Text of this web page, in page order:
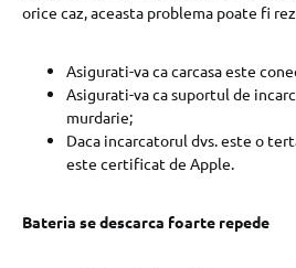
orice caz, aceasta problema poate fi
Asigurati-va ca carcasa este
Asigurati-va ca suportul de
murdarie;
Daca incarcatorul dvs. este o
este certificat de Apple.
Bateria se descarca foarte repede